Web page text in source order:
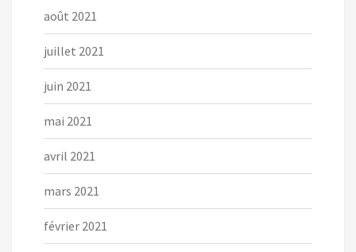
août 2021
juillet 2021
juin 2021
mai 2021
avril 2021
mars 2021
février 2021